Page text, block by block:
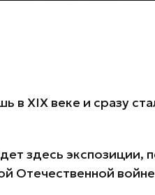
в XIX веке и сразу
здесь экспозиции,
Отечественной